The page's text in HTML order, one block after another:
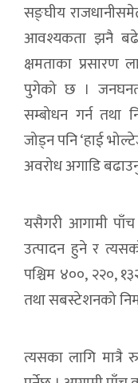
सङ्घीय
आवश्यकता झनै
क्षमताका प्रसारण
पुगेको छ ।
सम्बोधन गर्न तथा
जोड्न पनि ‘हाई
अवरोध अगाडि
यसैगरी आगामी पाँच
उत्पादन हुने र
पश्चिम ४००, २२०,
तथा सबस्टेशनको
त्यसका लागि